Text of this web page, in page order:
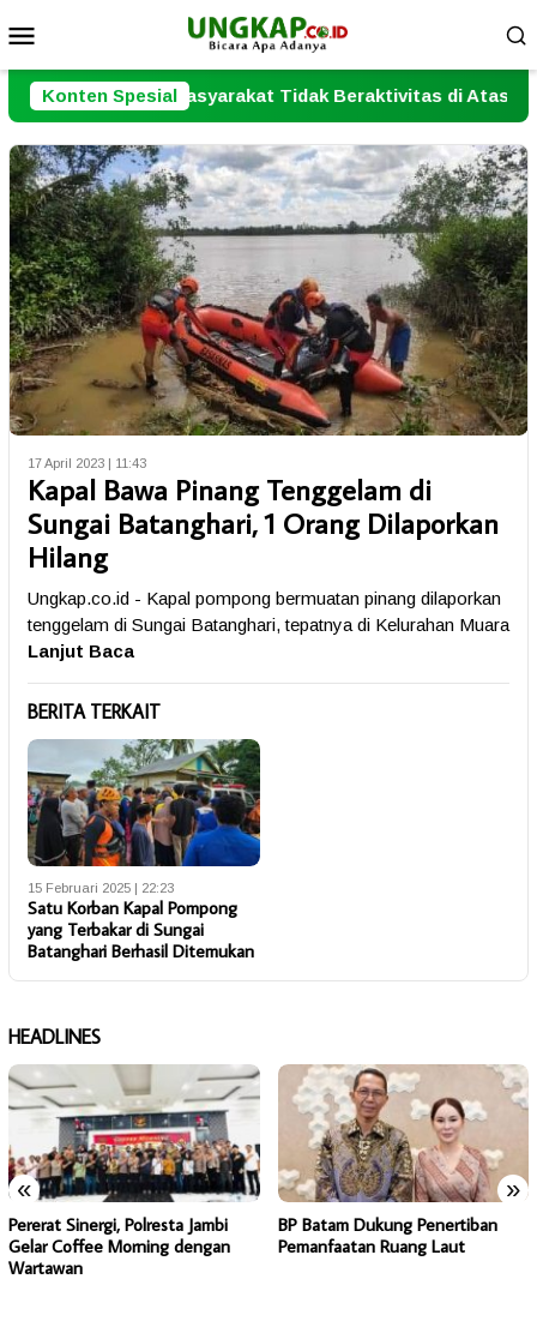
ke
kontenMobile
Konten Spesial
Tidak Beraktivitas di Atas Jalur Pipa Migas
17 April 2023 | 11:43
Kapal Bawa Pinang Tenggelam di
Sungai Batanghari, 1 Orang Dilaporkan
Hilang
Ungkap.co.id - Kapal pompong bermuatan pinang dilaporkan
tenggelam di Sungai Batanghari, tepatnya di Kelurahan Muara
Lanjut Baca
BERITA TERKAIT
15 Februari 2025 | 22:23
Satu Korban Kapal Pompong
yang Terbakar di Sungai
Batanghari Berhasil Ditemukan
HEADLINES
« »
Pererat Sinergi, Polresta Jambi
Gelar Coffee Morning dengan
Wartawan
BP Batam Dukung Penertiban
Pemanfaatan Ruang Laut